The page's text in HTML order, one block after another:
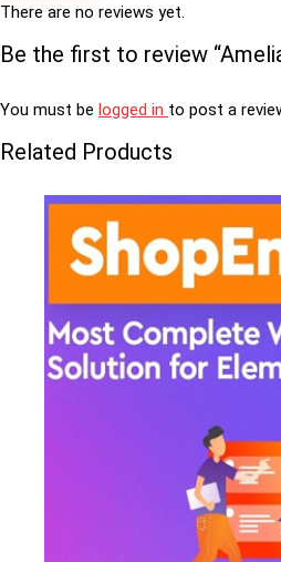
There are no reviews yet.
Be the first to review
You must be logged in to post a
Related Products